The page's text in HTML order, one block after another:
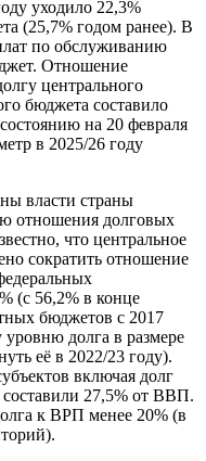
уходило 22,3%
(25,7% годом ранее). В
по обслуживанию
Отношение
центрального
бюджета составило
на 20 февраля
в 2025/26 году
власти страны
отношения долговых
что центральное
сократить отношение
(с 56,2% в конце
бюджетов с 2017
уровню долга в размере
её в 2022/23 году).
включая долг
27,5% от ВВП.
к ВРП менее 20% (в